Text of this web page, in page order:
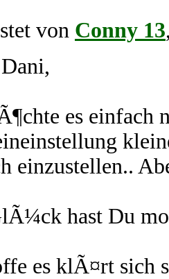
von Conny 13
es
einzustellen..
hast Du
es klÃ¤rt sich